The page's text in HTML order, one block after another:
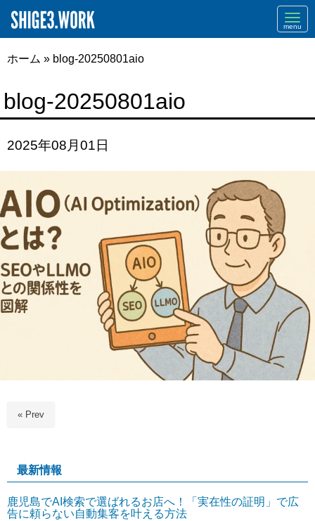
ホーム » blog-20250801aio
blog-20250801aio
2025年08月01日
« Prev
最新情報
鹿児島でAI検索で選ばれるお店へ！「実在性の証明」で広
告に頼らない自動集客を叶える方法